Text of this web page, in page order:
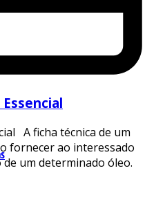
A ficha técnica de um
fornecer ao interessado
um determinado óleo.